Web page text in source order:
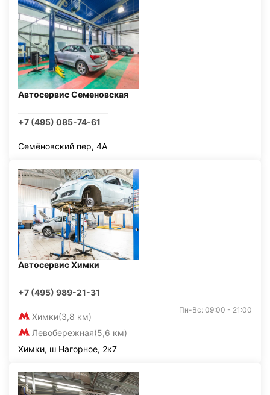
Автосервис Семеновская
+7 (495) 085-74-61
Семёновский пер, 4А
Автосервис Химки
+7 (495) 989-21-31
Химки(3,8 км)
Левобережная(5,6 км)
Пн-Вс: 09:00 - 21:00
Химки, ш Нагорное, 2к7